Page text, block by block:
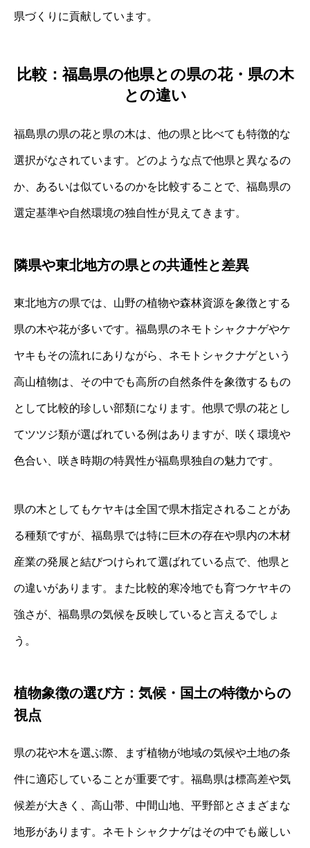
県づくりに貢献しています。
比較：福島県の他県との県の花・県の木
との違い
福島県の県の花と県の木は、他の県と比べても特徴的な
選択がなされています。どのような点で他県と異なるの
か、あるいは似ているのかを比較することで、福島県の
選定基準や自然環境の独自性が見えてきます。
隣県や東北地方の県との共通性と差異
東北地方の県では、山野の植物や森林資源を象徴とする
県の木や花が多いです。福島県のネモトシャクナゲやケ
ヤキもその流れにありながら、ネモトシャクナゲという
高山植物は、その中でも高所の自然条件を象徴するもの
として比較的珍しい部類になります。他県で県の花とし
てツツジ類が選ばれている例はありますが、咲く環境や
色合い、咲き時期の特異性が福島県独自の魅力です。
県の木としてもケヤキは全国で県木指定されることがあ
る種類ですが、福島県では特に巨木の存在や県内の木材
産業の発展と結びつけられて選ばれている点で、他県と
の違いがあります。また比較的寒冷地でも育つケヤキの
強さが、福島県の気候を反映していると言えるでしょ
う。
植物象徴の選び方：気候・国土の特徴からの
視点
県の花や木を選ぶ際、まず植物が地域の気候や土地の条
件に適応していることが重要です。福島県は標高差や気
候差が大きく、高山帯、中間山地、平野部とさまざまな
地形があります。ネモトシャクナゲはその中でも厳しい